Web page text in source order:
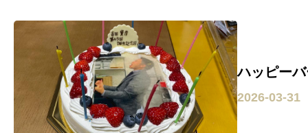
ハッピー
2026-03-31